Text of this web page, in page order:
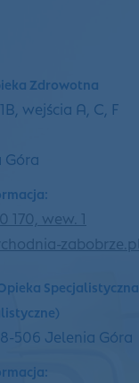
Zdrowotna
wejścia A, C, F
Góra
170, wew. 1
zabobrze.pl
Specjalistyczna
506 Jelenia Góra